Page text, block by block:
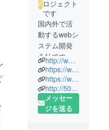
ロジェクト
です
国内外で活
動するwebシ
ステム開発
会社です。
フィリピン
で日本の漫
画図書館の
運営や
大学生たち
http://www.sabizz.jp
https://www.facebook.com/otakudagupan
https://www.facebook.com/sabizzJP
http://500.jp
メッセー
ジを送る